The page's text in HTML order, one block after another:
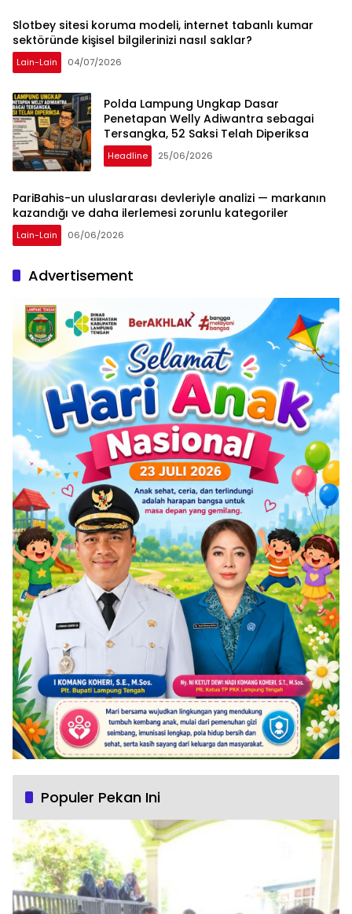
Slotbey sitesi koruma modeli, internet tabanlı kumar
sektöründe kişisel bilgilerinizi nasıl saklar?
Lain-Lain 04/07/2026
Polda Lampung Ungkap Dasar
Penetapan Welly Adiwantra sebagai
Tersangka, 52 Saksi Telah Diperiksa
Headline 25/06/2026
PariBahis-un uluslararası devleriyle analizi — markanın
kazandığı ve daha ilerlemesi zorunlu kategoriler
Lain-Lain 06/06/2026
Advertisement
Populer Pekan Ini